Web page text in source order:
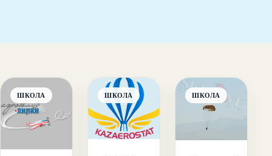
ШКОЛА ШКОЛА ШКОЛА